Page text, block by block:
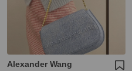
Alexander Wang